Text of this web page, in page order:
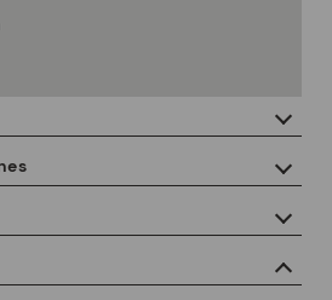
nos importa. También la tuya.
de $125 de compra.
estás apoyando la fabricación
de Leather Working Group.
colección está diseñada
al mínimo.